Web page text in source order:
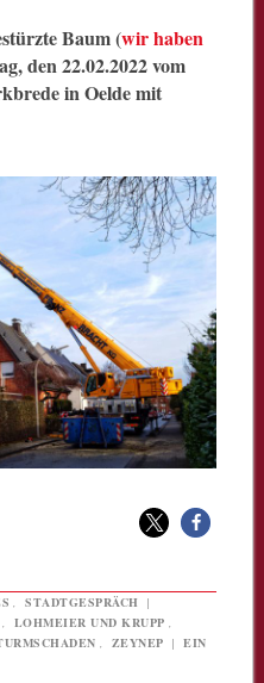
Baum (wir haben
den 22.02.2022 vom
in Oelde mit
, STADTGESPRÄCH |
, LOHMEIER UND KRUPP ,
, ZEYNEP |
EIN